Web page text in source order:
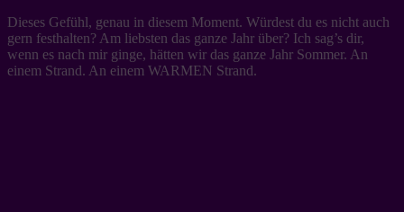
Dieses Gefühl, genau in diesem Moment. Würdest du es nicht auch
gern festhalten? Am liebsten das ganze Jahr über? Ich sag’s dir,
wenn es nach mir ginge, hätten wir das ganze Jahr Sommer. An
einem Strand. An einem WARMEN Strand.